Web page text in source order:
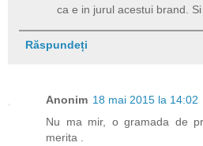
ca e in jurul acestui brand.
Răspundeți
Anonim 18 mai 2015 la 14:02
Nu ma mir, o gramada de
merita .